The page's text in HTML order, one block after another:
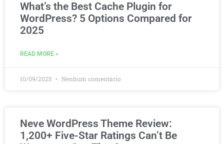
What’s the Best Cache Plugin for
WordPress? 5 Options Compared for
2025
READ MORE »
10/09/2025 Nenhum comentário
Neve WordPress Theme Review:
1,200+ Five-Star Ratings Can’t Be